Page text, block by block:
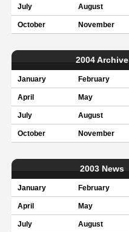
July August
October November
2004 Archive
January February
April May
July August
October November
2003 News
January February
April May
July August